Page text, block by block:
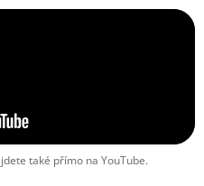
také přímo na YouTube.